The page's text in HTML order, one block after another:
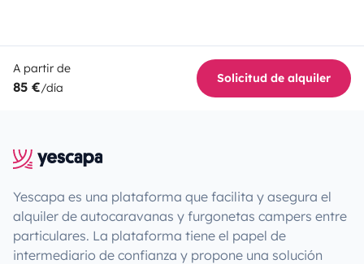
A partir de
85 €/día
Solicitud de alquiler
Yescapa es una plataforma que facilita y asegura el
alquiler de autocaravanas y furgonetas campers entre
particulares. La plataforma tiene el papel de
intermediario de confianza y propone una solución